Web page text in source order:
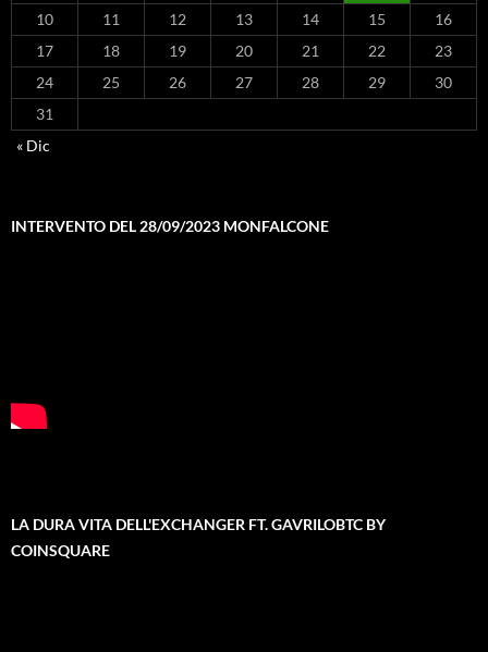
10
11 12 13 14 15
16
17
18 19 20 21 22
23
24
25 26 27 28 29
30
31
« Dic
INTERVENTO DEL 28/09/2023 MONFALCONE
LA DURA VITA DELL'EXCHANGER FT. GAVRILOBTC BY
COINSQUARE